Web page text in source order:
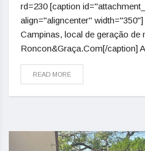
rd=230 [caption
align="aligncenter"
Campinas, local de geração de
Roncon&Graça.Com[/caption]
READ MORE